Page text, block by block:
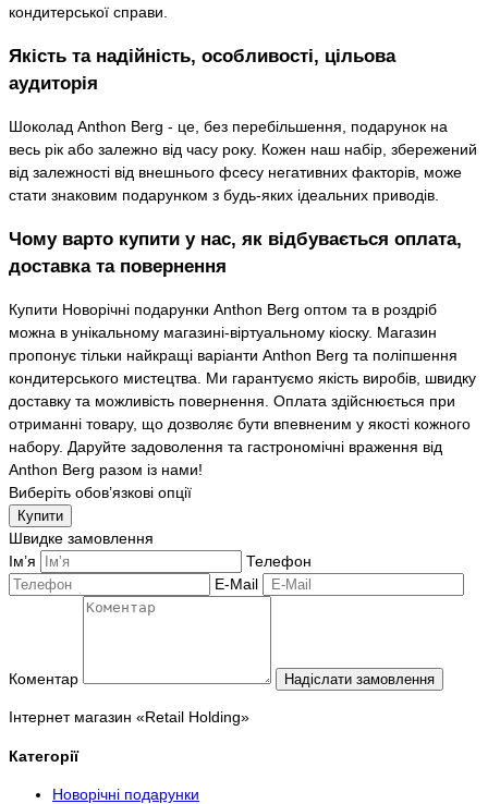
кондитерської справи.
Якість та надійність, особливості, цільова
аудиторія
Шоколад Anthon Berg - це, без перебільшення, подарунок на
весь рік або залежно від часу року. Кожен наш набір, збережений
від залежності від внешнього фсесу негативних факторів, може
стати знаковим подарунком з будь-яких ідеальних приводів.
Чому варто купити у нас, як відбувається оплата,
доставка та повернення
Купити Новорічні подарунки Anthon Berg оптом та в роздріб
можна в унікальному магазині-віртуальному кіоску. Магазин
пропонує тільки найкращі варіанти Anthon Berg та поліпшення
кондитерського мистецтва. Ми гарантуємо якість виробів, швидку
доставку та можливість повернення. Оплата здійснюється при
отриманні товару, що дозволяє бути впевненим у якості кожного
набору. Даруйте задоволення та гастрономічні враження від
Anthon Berg разом із нами!
Виберіть обов’язкові опції
Купити
Швидке замовлення
Ім’я
Телефон
E-Mail
Коментар Надіслати замовлення
Інтернет магазин «Retail Holding»
Категорії
Новорічні подарунки